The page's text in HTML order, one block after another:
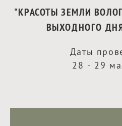
"КРАСОТЫ ЗЕМЛИ
ВЫХОДНОГО
Даты
28 - 29